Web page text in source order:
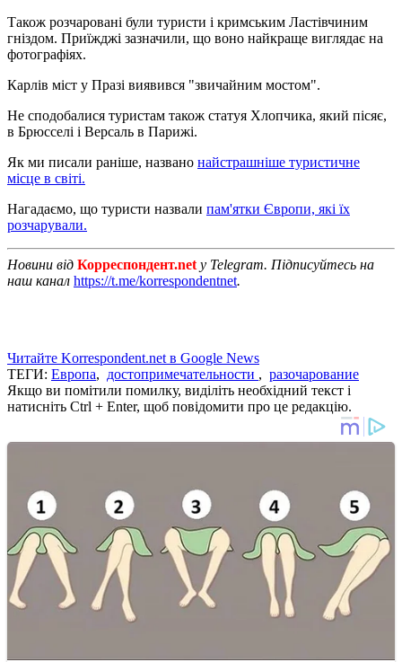
Також розчаровані були туристи і кримським Ластівчиним
гніздом. Приїжджі зазначили, що воно найкраще виглядає на
фотографіях.
Карлів міст у Празі виявився "звичайним мостом".
Не сподобалися туристам також статуя Хлопчика, який пісяє,
в Брюсселі і Версаль в Парижі.
Як ми писали раніше, названо найстрашніше туристичне
місце в світі.
Нагадаємо, що туристи назвали пам'ятки Європи, які їх
розчарували.
Новини від Корреспондент.net у Telegram. Підписуйтесь на
наш канал https://t.me/korrespondentnet.
Читайте Korrespondent.net в Google News
ТЕГИ: Европа, достопримечательности , разочарование
Якщо ви помітили помилку, виділіть необхідний текст і
натисніть Ctrl + Enter, щоб повідомити про це редакцію.